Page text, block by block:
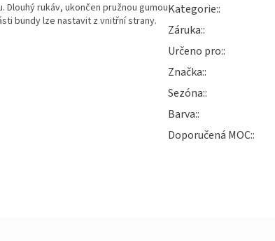
Dlouhý rukáv, ukončen pružnou gumou
bundy lze nastavit z vnitřní strany.
Kategorie:
Záruka:
Určeno pro:
Značka:
Sezóna:
Barva:
Doporučená MOC: